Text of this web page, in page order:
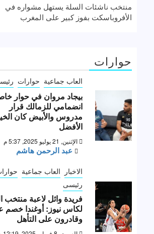
منتخب ناشئات السلة يستهل مشواره في
الأفروباسكت بفوز كبير على المغرب
حوارات
العاب جماعية حوارات
بيجاد مروان في حوار
انضمامي للزمالك قرار
مدروس والأبيض كان
الأفضل
الإثنين, 21 يوليو 2025, 5:37 م
عبد الرحمن هاشم
الاخبار العاب جماعية
رئيسى
فريدة وائل لاعبة منتخب
لكاس نيوز: أوغندا خصم
وقادرون على التأهل